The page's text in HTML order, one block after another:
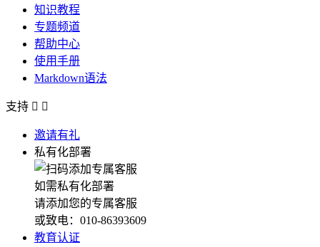
知识教程
专题频道
帮助中心
使用手册
Markdown语法
支持  
邀请有礼
私有化部署
如需私有化部署
请添加您的专属客服
或致电：010-86393609
教育认证